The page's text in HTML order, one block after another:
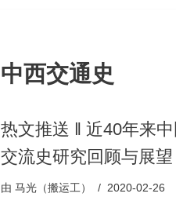
中西交通史
热文推送 ‖ 近40年来
交流史研究回顾与展望
由 马光（搬运工） 2020-02-26